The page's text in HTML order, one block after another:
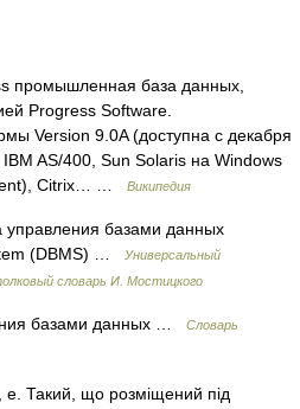
промышленная база данных,
Progress Software.
Version 9.0A (доступна с декабря
AS/400, Sun Solaris на Windows
Citrix… …
Википедия
базами данных
(DBMS) …
Универсальный
словарь И. Мостицкого
базами данных …
Словарь
Такий, що розміщений під